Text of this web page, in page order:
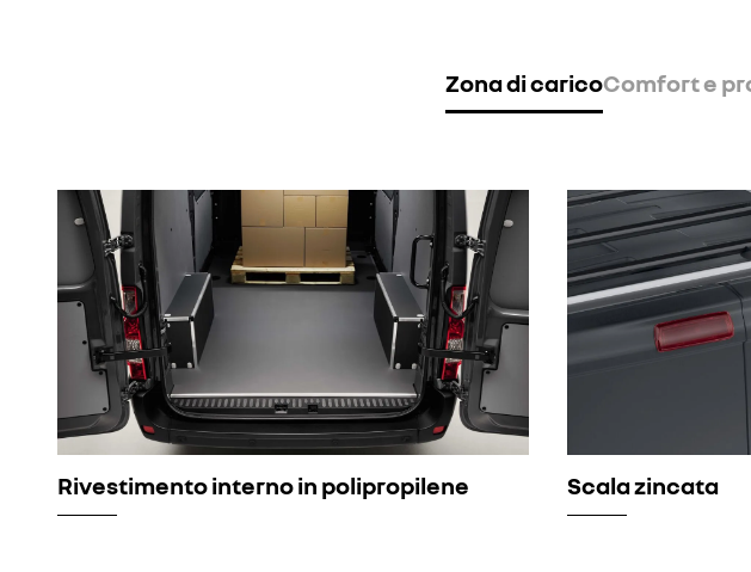
Zona di caricoComfort e
Rivestimento interno in polipropilene Scala zincata